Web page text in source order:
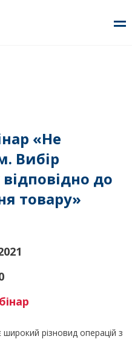
«Не
Вибір
до
товару»
різновид операцій з